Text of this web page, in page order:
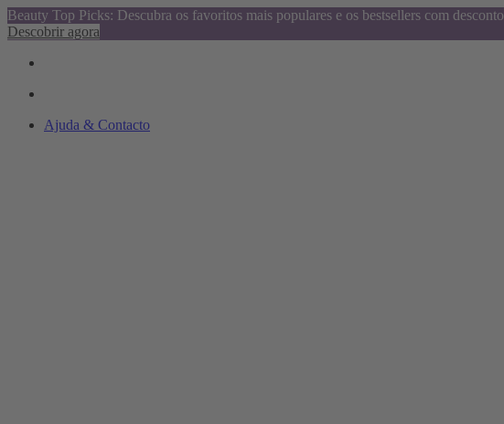
Beauty Top Picks: Descubra os favoritos mais populares e os bestsellers com desconto
Descobrir agora
Ajuda & Contacto